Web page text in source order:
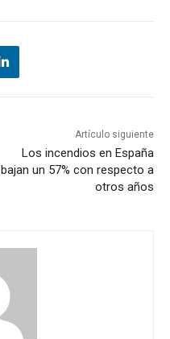
Artículo siguiente
Los incendios en España
bajan un 57% con respecto a
otros años